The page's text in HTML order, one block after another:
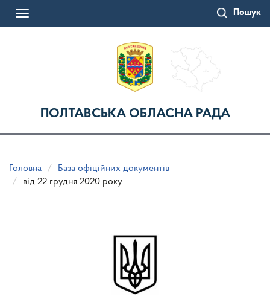
Пошук
Toggle
ПОЛТАВСЬКА ОБЛАСНА РАДА
Головна
База офіційних документів
від 22 грудня 2020 року